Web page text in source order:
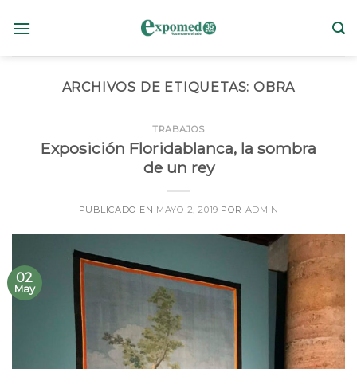
ARCHIVOS DE ETIQUETAS:OBRA
TRABAJOS
Exposición Floridablanca, la sombra
de un rey
PUBLICADO EN MAYO 2, 2019 POR ADMIN
02
May